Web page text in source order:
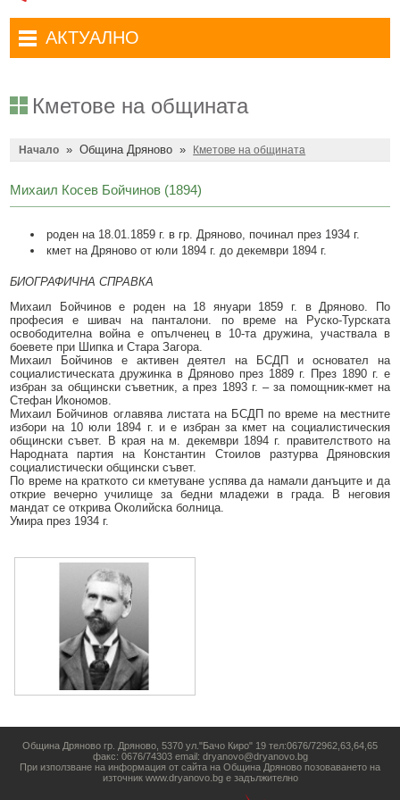
Достъп до информация
Антикорупция
Профил на купувача
Общ устройствен план
Общинско предприятие Чисто Дряново
Общинско предприятие Зелено Дряново
Общинска собственост
Финанси и бюджет
Култура
Образование
Социални дейности
Здравеопазване
Спорт и младежки дейности
Управление при кризи, обществен ред и сигурност
Политика лични данни
BG05SFPR001-1.004-0019-C01 „Утвърждаване на интеркултурното
образование в община Дряново“
Туристически маршрути
Туристически информационен център
Съобщения
Кметове на общината
Начало »Община Дряново » Кметове на общината
Михаил Косев Бойчинов (1894)
роден на 18.01.1859 г. в гр. Дряново, починал през 1934 г.
кмет на Дряново от юли 1894 г. до декември 1894 г.
БИОГРАФИЧНА СПРАВКА
Михаил Бойчинов е роден на 18 януари 1859 г. в Дряново. По
професия е шивач на панталони. по време на Руско-Турската
освободителна война е опълченец в 10-та дружина, участвала в
боевете при Шипка и Стара Загора.
Михаил Бойчинов е активен деятел на БСДП и основател на
социалистическата дружинка в Дряново през 1889 г. През 1890 г. е
избран за общински съветник, а през 1893 г. – за помощник-кмет на
Стефан Икономов.
Михаил Бойчинов оглавява листата на БСДП по време на местните
избори на 10 юли 1894 г. и е избран за кмет на социалистическия
общински съвет. В края на м. декември 1894 г. правителството на
Народната партия на Константин Стоилов разтурва Дряновския
социалистически общински съвет.
По време на краткото си кметуване успява да намали данъците и да
открие вечерно училище за бедни младежи в града. В неговия
мандат се открива Околийска болница.
Умира през 1934 г.
Комплексно административно обслужване
АКТУАЛНО
Въвеждане на еврото в България
Местни избори 2023 година
Общинска избирателна комисия мандат 2023-2027 г.
COVID-19 (Коронавирус)
Приют за безстопанствени кучета
Красиво Дряново
Новини
Обяви и съобщения
Местни данъци и такси - информация и обяви
Проверка и плащане на задължения за данъци и такси
Списъци на длъжници
Търгове, конкурси и концесии
Мнения на гражданите
Община Дряново гр. Дряново, 5370 ул."Бачо Киро" 19 тел:0676/72962,63,64,65
факс: 0676/74303 email: dryanovo@dryanovo.bg
При използване на информация от сайта на Община Дряново позоваването на
източник www.dryanovo.bg е задължително